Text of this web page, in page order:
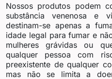
Nossos produtos podem
substância venenosa e
destinam-se apenas a
idade legal para fumar e
mulheres grávidas ou
qualquer pessoa com
preexistente de qualquer
mas não se limita a